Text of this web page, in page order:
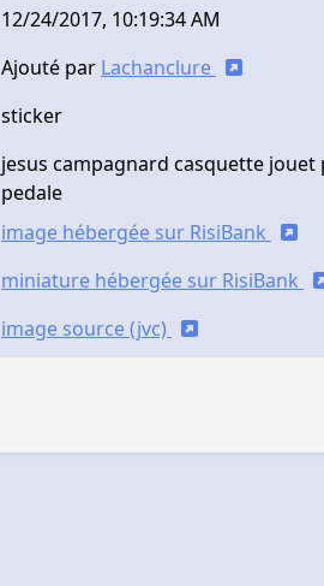
12/24/2017, 10:19:34 AM
Ajouté par Lachanclure
sticker
jesus campagnard casquette
pedale
image hébergée sur RisiBank
miniature hébergée sur RisiBank
image source (jvc)